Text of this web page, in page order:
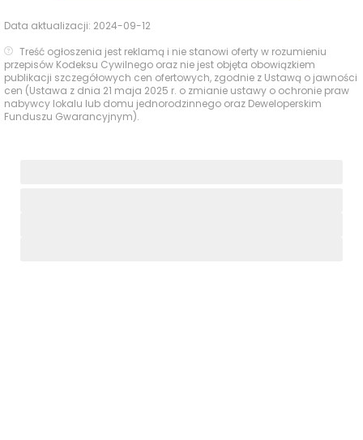
Data aktualizacji: 2024-09-12
Treść ogłoszenia jest reklamą i nie stanowi oferty w rozumieniu
przepisów Kodeksu Cywilnego oraz nie jest objęta obowiązkiem
publikacji szczegółowych cen ofertowych, zgodnie z Ustawą o jawności
cen (Ustawa z dnia 21 maja 2025 r. o zmianie ustawy o ochronie praw
nabywcy lokalu lub domu jednorodzinnego oraz Deweloperskim
Funduszu Gwarancyjnym).